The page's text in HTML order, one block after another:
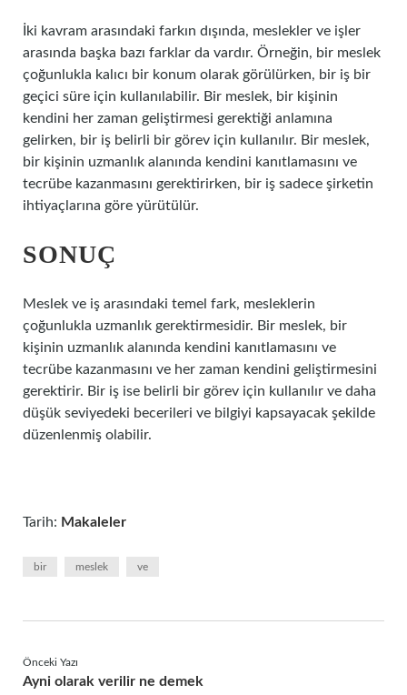
İki kavram arasındaki farkın dışında, meslekler ve işler
arasında başka bazı farklar da vardır. Örneğin, bir meslek
çoğunlukla kalıcı bir konum olarak görülürken, bir iş bir
geçici süre için kullanılabilir. Bir meslek, bir kişinin
kendini her zaman geliştirmesi gerektiği anlamına
gelirken, bir iş belirli bir görev için kullanılır. Bir meslek,
bir kişinin uzmanlık alanında kendini kanıtlamasını ve
tecrübe kazanmasını gerektirirken, bir iş sadece şirketin
ihtiyaçlarına göre yürütülür.
SONUÇ
Meslek ve iş arasındaki temel fark, mesleklerin
çoğunlukla uzmanlık gerektirmesidir. Bir meslek, bir
kişinin uzmanlık alanında kendini kanıtlamasını ve
tecrübe kazanmasını ve her zaman kendini geliştirmesini
gerektirir. Bir iş ise belirli bir görev için kullanılır ve daha
düşük seviyedeki becerileri ve bilgiyi kapsayacak şekilde
düzenlenmiş olabilir.
Tarih: Makaleler
bir meslek ve
Önceki Yazı
Ayni olarak verilir ne demek